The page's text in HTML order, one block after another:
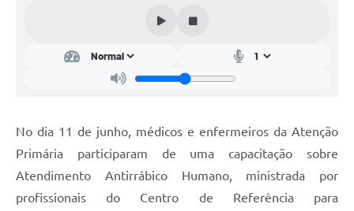
Plano Diretor e Mobilidade Urbana
3º Jornada Empreendedora BQ
No dia 11 de junho, médicos e enfermeiros da Atenção
Primária participaram de uma capacitação sobre
Atendimento Antirrábico Humano, ministrada por
profissionais do Centro de Referência para